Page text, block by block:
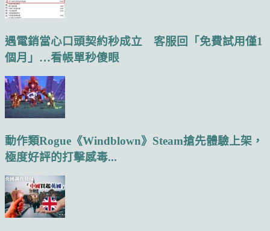
遇電銷當心口頭契約秒成立 客服回「免費試用僅1
個月」…看帳單秒傻眼
動作類Rogue《Windblown》Steam搶先體驗上架，
極度好評的打擊感毒...